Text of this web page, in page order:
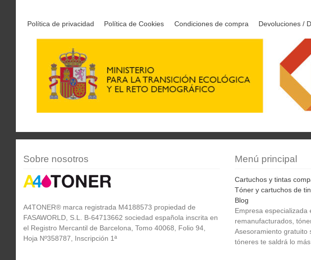
Política de privacidad Política de Cookies Condiciones de compra Devoluciones /
Sobre nosotros
A4TONER® marca registrada M4188573 propiedad de
FASAWORLD, S.L. B-64713662 sociedad española inscrita en
el Registro Mercantil de Barcelona, Tomo 40068, Folio 94,
Hoja Nº358787, Inscripción 1ª
Menú principal
Cartuchos y tintas
Tóner y cartuchos de
Blog
Empresa
remanufacturados,
Asesoramiento gratuito
tóneres te saldrá lo